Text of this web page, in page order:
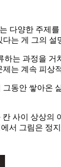
다양한 주제
는 게 그의 설
는 과정을 거
는 계속 피상
동안 쌓아온
사이 상상의
서 그림은 정